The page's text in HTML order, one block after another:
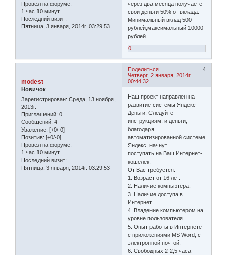
Провел на форуме:
1 час 10 минут
Последний визит:
Пятница, 3 января, 2014г. 03:29:53
через два месяца получаете
свои деньги 50% от вклада.
Минимальный вклад 500
рублей,максимальный 10000
рублей.
0
Поделиться
4
Четверг, 2 января, 2014г.
00:44:32
modest
Новичок
Зарегистрирован: Среда, 13 ноября,
2013г.
Приглашений: 0
Сообщений: 4
Уважение: [+0/-0]
Позитив: [+0/-0]
Провел на форуме:
1 час 10 минут
Последний визит:
Пятница, 3 января, 2014г. 03:29:53
Наш проект направлен на
развитие системы Яндекс -
Деньги. Следуйте
инструкциям, и деньги,
благодаря
автоматизированной системе
Яндекс, начнут
поступать на Ваш Интернет-
кошелёк.
От Вас требуется:
1. Возраст от 16 лет.
2. Наличие компьютера.
3. Наличие доступа в
Интернет.
4. Владение компьютером на
уровне пользователя.
5. Опыт работы в Интернете
с приложениями MS Word, с
электронной почтой.
6. Свободных 2-2,5 часа